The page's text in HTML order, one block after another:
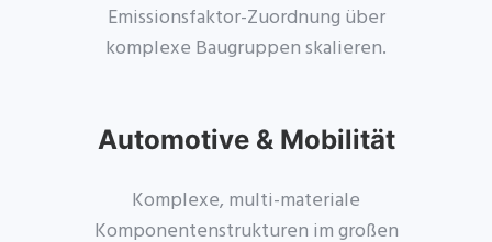
Emissionsfaktor-Zuordnung über
komplexe Baugruppen skalieren.
Automotive & Mobilität
Komplexe, multi-materiale
Komponentenstrukturen im großen